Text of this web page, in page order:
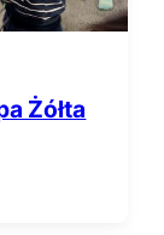
Żółta